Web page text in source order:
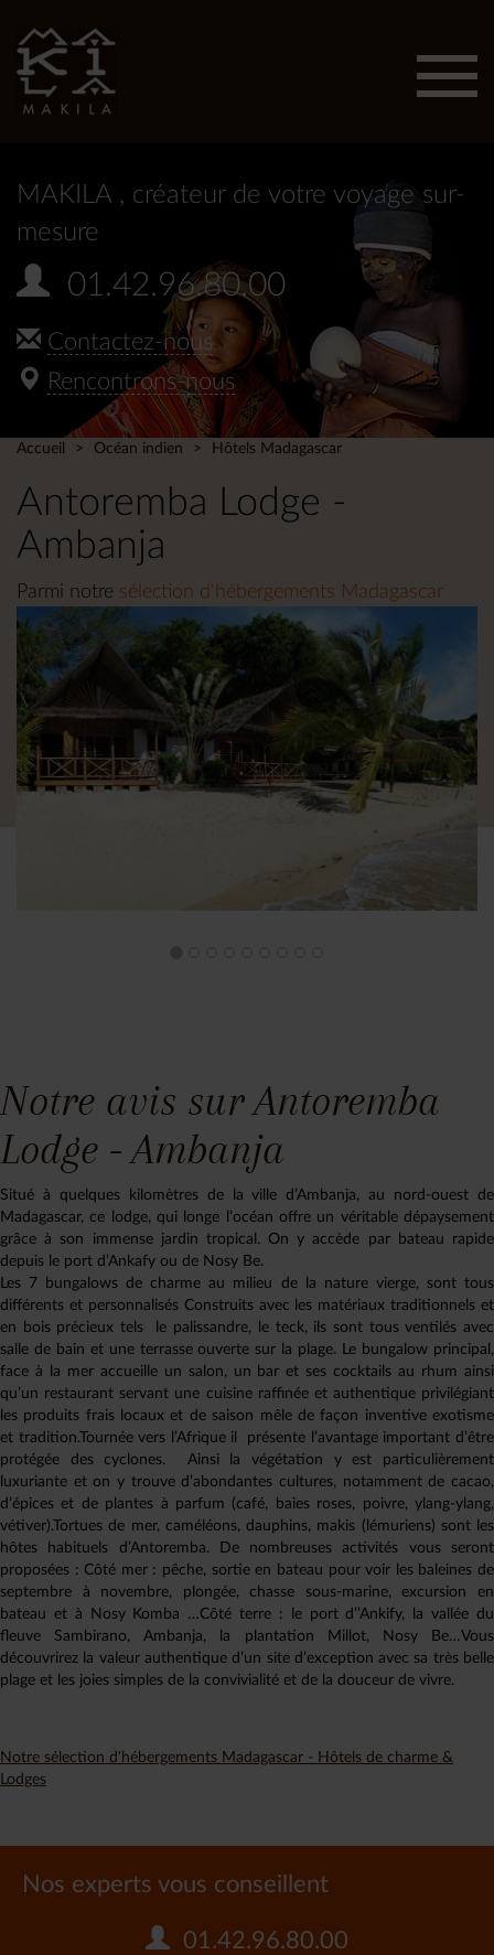
MAKILA , créateur de votre voyage sur-
mesure
01.42.96.80.00
Contactez-nous
Rencontrons-nous
Accueil Océan indien Hôtels Madagascar
Antoremba Lodge -
Ambanja
Parmi notre sélection d'hébergements Madagascar
Notre avis sur Antoremba
Lodge - Ambanja
Situé à quelques kilomètres de la ville d’Ambanja, au nord-ouest de
Madagascar, ce lodge, qui longe l’océan offre un véritable dépaysement
grâce à son immense jardin tropical. On y accède par bateau rapide
depuis le port d’Ankafy ou de Nosy Be.
Les 7 bungalows de charme au milieu de la nature vierge, sont tous
différents et personnalisés Construits avec les matériaux traditionnels et
en bois précieux tels le palissandre, le teck, ils sont tous ventilés avec
salle de bain et une terrasse ouverte sur la plage. Le bungalow principal,
face à la mer accueille un salon, un bar et ses cocktails au rhum ainsi
qu’un restaurant servant une cuisine raffinée et authentique privilégiant
les produits frais locaux et de saison mêle de façon inventive exotisme
et tradition.Tournée vers l’Afrique il présente l’avantage important d’être
protégée des cyclones. Ainsi la végétation y est particulièrement
luxuriante et on y trouve d’abondantes cultures, notamment de cacao,
d’épices et de plantes à parfum (café, baies roses, poivre, ylang-ylang,
vétiver).Tortues de mer, caméléons, dauphins, makis (lémuriens) sont les
hôtes habituels d’Antoremba. De nombreuses activités vous seront
proposées : Côté mer : pêche, sortie en bateau pour voir les baleines de
septembre à novembre, plongée, chasse sous-marine, excursion en
bateau et à Nosy Komba …Côté terre : le port d’’Ankify, la vallée du
fleuve Sambirano, Ambanja, la plantation Millot, Nosy Be…Vous
découvrirez la valeur authentique d’un site d’exception avec sa très belle
plage et les joies simples de la convivialité et de la douceur de vivre.
Notre sélection d'hébergements Madagascar - Hôtels de charme &
Lodges
Nos experts vous conseillent
01.42.96.80.00